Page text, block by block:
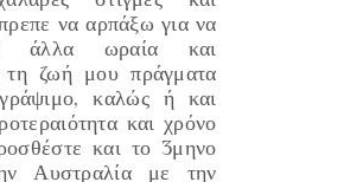
να αρπάξω για να
άλλα ωραία και
τη ζωή μου πράγματα
καλώς ή και
και χρόνο
και το 3μηνο
Αυστραλία με την